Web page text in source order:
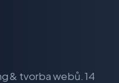
& tvorba webů. 14